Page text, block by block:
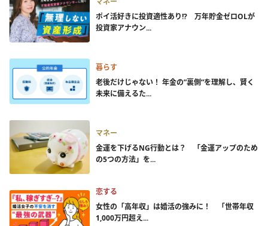
ポイ活好きに投資適性あり!? 万年貯金ゼロOLが
投資家アナウン...
暮らす
老後だけじゃない！ 年金の”裏側”を理解し、賢く
未来に備えるた...
マネー
金運を下げるNG行動とは？ 「金運アップのため
の5つの方法」を...
恋する
女性の「高年収」は婚活の強みに！ 「世帯年収
1,000万円超え...